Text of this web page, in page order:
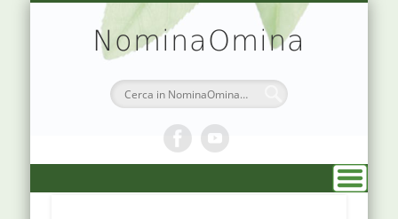
NominaOmina
HOME
CHI SONO
MEDICINA CINESE
SIMBOLOGIA
ATLANTE PUNTI
TEORIA & APPUNTI
DR. AGO
PRENOTAZIONI